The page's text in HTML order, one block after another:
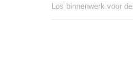
Los binnenwerk voor